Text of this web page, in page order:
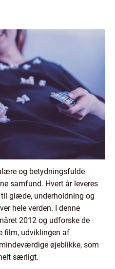
og betydningsfulde
samfund. Hvert år leveres
glæde, underholdning og
hele verden. I denne
2012 og udforske de
film, udviklingen af
øjeblikke, som
særligt.